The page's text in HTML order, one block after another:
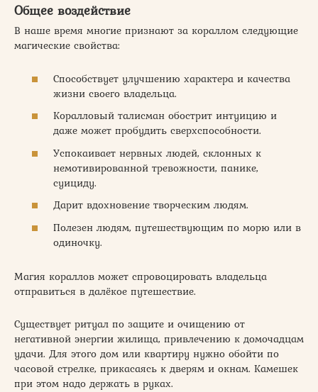
Общее воздействие
В наше время многие признают за кораллом следующие
магические свойства:
Способствует улучшению характера и качества
жизни своего владельца.
Коралловый талисман обострит интуицию и
даже может пробудить сверхспособности.
Успокаивает нервных людей, склонных к
немотивированной тревожности, панике,
суициду.
Дарит вдохновение творческим людям.
Полезен людям, путешествующим по морю или в
одиночку.
Магия кораллов может спровоцировать владельца
отправиться в далёкое путешествие.
Существует ритуал по защите и очищению от
негативной энергии жилища, привлечению к домочадцам
удачи. Для этого дом или квартиру нужно обойти по
часовой стрелке, прикасаясь к дверям и окнам. Камешек
при этом надо держать в руках.